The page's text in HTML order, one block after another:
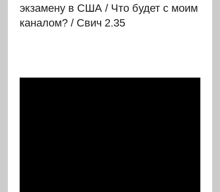
экзамену в США / Что будет с моим
каналом? / Свич 2.35